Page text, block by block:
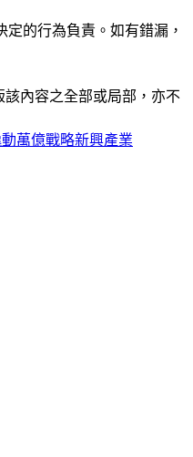
的行為負責。如有錯漏，
該內容之全部或局部，亦不
萬億戰略新興產業